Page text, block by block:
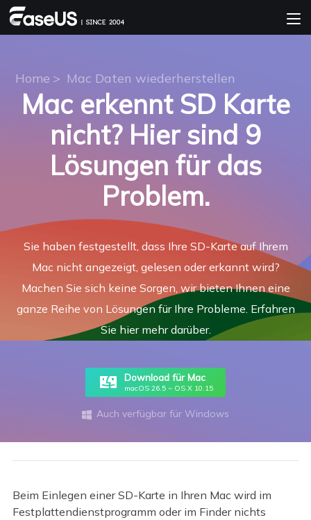
Home > Mac Daten wiederherstellen
Mac erkennt SD Karte
nicht? Hier sind 9
Lösungen für das
Problem.
Sie haben festgestellt, dass Ihre SD-Karte auf Ihrem
Mac nicht angezeigt, gelesen oder erkannt wird?
Machen Sie sich keine Sorgen, wir bieten Ihnen eine
ganze Reihe von Lösungen für Ihre Probleme. Erfahren
Sie hier mehr darüber.
Download für Mac
macOS 26.5 ~ OS X 10.15
 Auch verfügbar für Windows
Beim Einlegen einer SD-Karte in Ihren Mac wird im
Festplattendienstprogramm oder im Finder nichts